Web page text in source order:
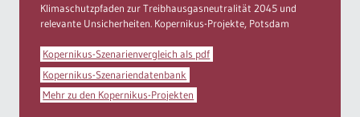
Klimaschutzpfaden zur Treibhausgasneutralität 2045 und
relevante Unsicherheiten. Kopernikus-Projekte, Potsdam
Kopernikus-Szenarienvergleich als pdf
Kopernikus-Szenariendatenbank
Mehr zu den Kopernikus-Projekten